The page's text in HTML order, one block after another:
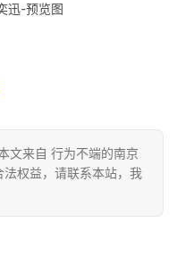
迅-预览图
文来自 行为不端的南京
权益，请联系本站，我